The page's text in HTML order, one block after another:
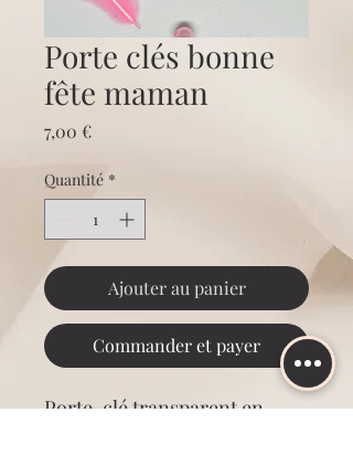
Porte clés bonne
fête maman
7,00 €Prix
Quantité *
Ajouter au panier
Commander et payer
Porte-clé transparent en